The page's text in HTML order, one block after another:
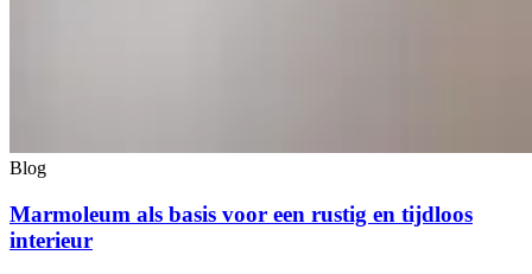
Blog
Marmoleum als basis voor een rustig en tijdloos
interieur